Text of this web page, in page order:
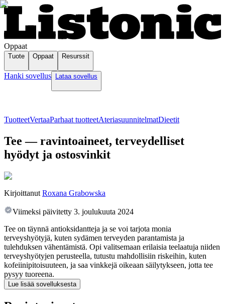
Oppaat
Tuote Oppaat Resurssit
Hanki sovellus Lataa sovellus
TuotteetVertaaParhaat tuotteetAteriasuunnitelmatDieetit
Tee — ravintoaineet, terveydelliset
hyödyt ja ostosvinkit
Kirjoittanut Roxana Grabowska
Viimeksi päivitetty 3. joulukuuta 2024
Tee on täynnä antioksidantteja ja se voi tarjota monia
terveyshyötyjä, kuten sydämen terveyden parantamista ja
tulehduksen vähentämistä. Opi valitsemaan erilaisia teelaatuja niiden
terveyshyötyjen perusteella, tutustu mahdollisiin riskeihin, kuten
kofeiinipitoisuuteen, ja saa vinkkejä oikeaan säilytykseen, jotta tee
pysyy tuoreena.
Lue lisää sovelluksesta